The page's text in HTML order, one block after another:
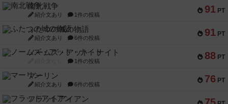
91 PT
南北戦争
紹介文あり 1件の投稿
91 PT
ふたつの城の物語
紹介文あり 6件の投稿
88 PT
ノームズ・アット・ナイト
1件の投稿
76 PT
マーリン
紹介文あり 6件の投稿
フラットアイアン